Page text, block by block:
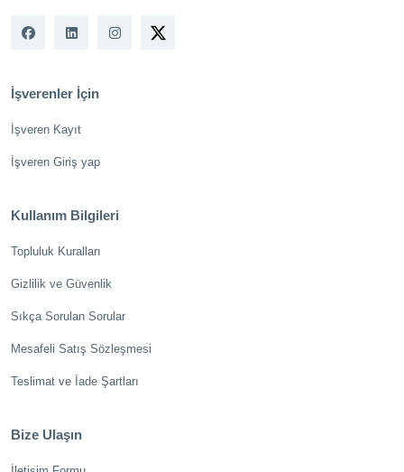
İşverenler İçin
İşveren Kayıt
İşveren Giriş yap
Kullanım Bilgileri
Topluluk Kuralları
Gizlilik ve Güvenlik
Sıkça Sorulan Sorular
Mesafeli Satış Sözleşmesi
Teslimat ve İade Şartları
Bize Ulaşın